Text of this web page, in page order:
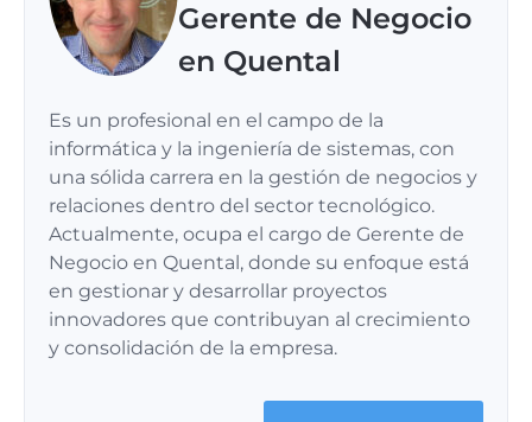
Gerente de Negocio
en Quental
Es un profesional en el campo de la
informática y la ingeniería de sistemas, con
una sólida carrera en la gestión de negocios y
relaciones dentro del sector tecnológico.
Actualmente, ocupa el cargo de Gerente de
Negocio en Quental, donde su enfoque está
en gestionar y desarrollar proyectos
innovadores que contribuyan al crecimiento
y consolidación de la empresa.